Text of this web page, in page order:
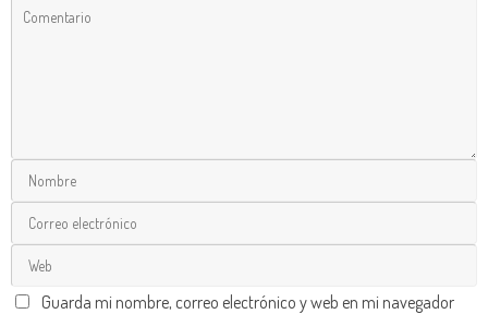
Guarda mi nombre, correo electrónico y web en mi navegador